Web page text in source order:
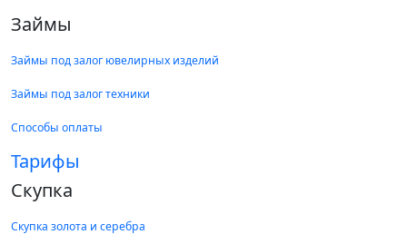
Займы
Займы под залог ювелирных изделий
Займы под залог техники
Способы оплаты
Тарифы
Скупка
Скупка золота и серебра